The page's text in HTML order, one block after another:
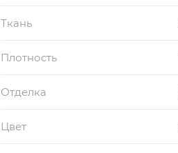
Ткань
Плотность
Отделка
Цвет